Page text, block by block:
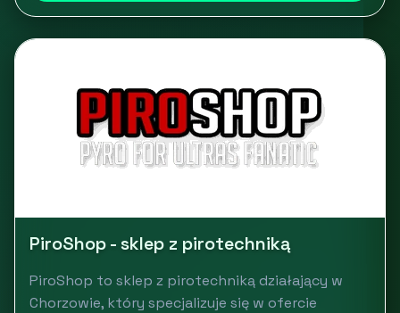
PiroShop - sklep z pirotechniką
PiroShop to sklep z pirotechniką działający w
Chorzowie, który specjalizuje się w ofercie